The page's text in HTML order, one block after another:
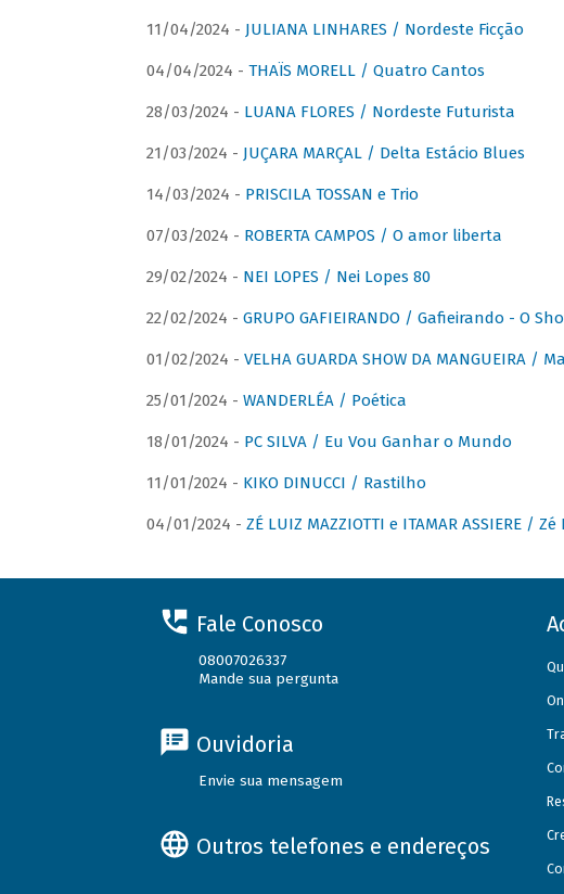
11/04/2024 - JULIANA LINHARES / Nordeste Ficção
04/04/2024 - THAÏS MORELL / Quatro Cantos
28/03/2024 - LUANA FLORES / Nordeste Futurista
21/03/2024 - JUÇARA MARÇAL / Delta Estácio Blues
14/03/2024 - PRISCILA TOSSAN e Trio
07/03/2024 - ROBERTA CAMPOS / O amor liberta
29/02/2024 - NEI LOPES / Nei Lopes 80
22/02/2024 - GRUPO GAFIEIRANDO / Gafieirando - O
01/02/2024 - VELHA GUARDA SHOW DA MANGUEIRA /
25/01/2024 - WANDERLÉA / Poética
18/01/2024 - PC SILVA / Eu Vou Ganhar o Mundo
11/01/2024 - KIKO DINUCCI / Rastilho
04/01/2024 - ZÉ LUIZ MAZZIOTTI e ITAMAR ASSIERE /
Fale Conosco
08007026337
Mande sua pergunta
Ouvidoria
Envie sua mensagem
Outros telefones e endereços